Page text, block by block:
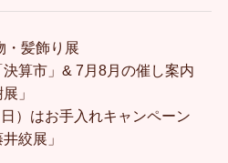
・髪飾り展
算市」& 7月8月の催し案内
」
）はお手入れキャンペーン
絞展」